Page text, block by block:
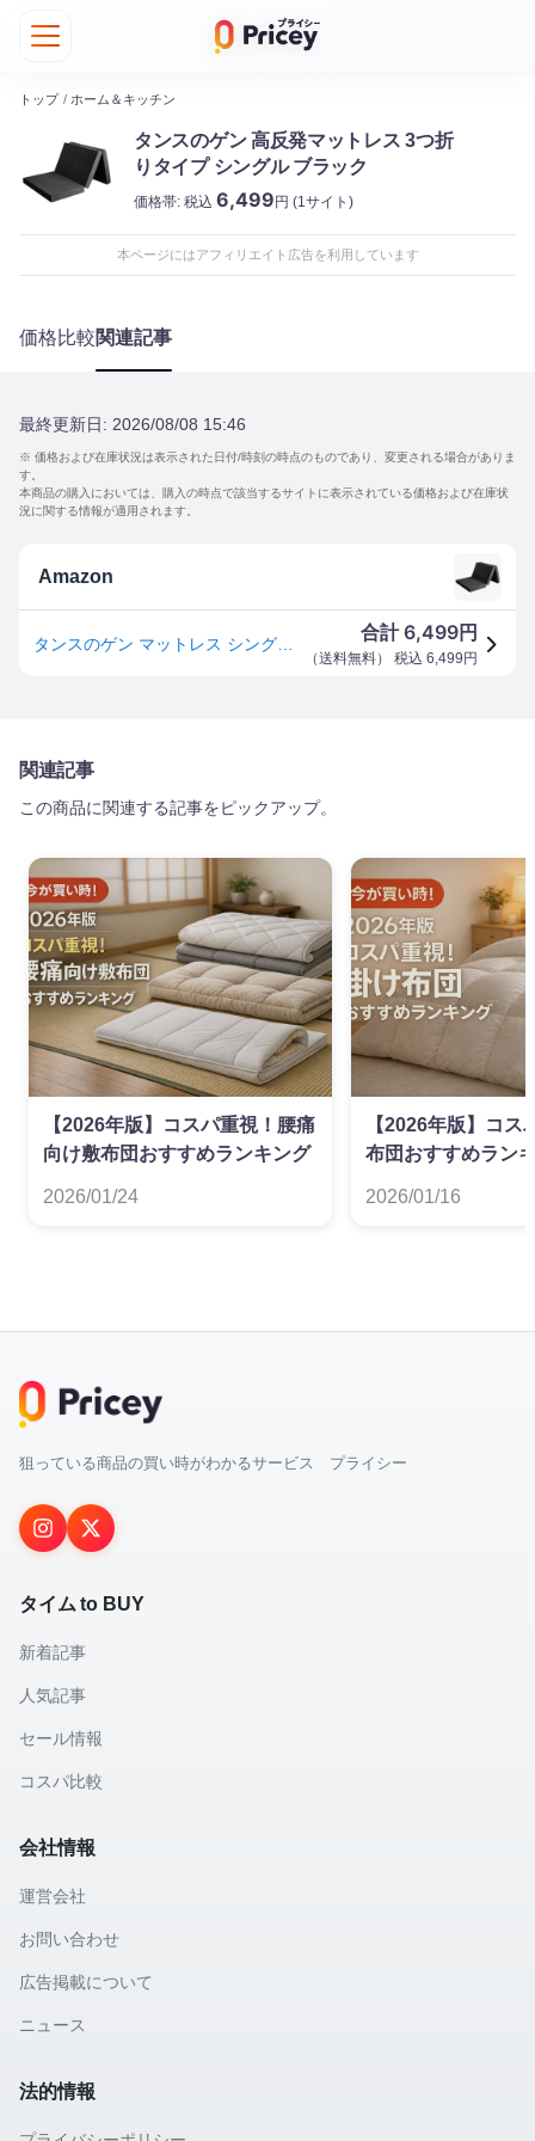
トップ / ホーム＆キッチン
タンスのゲン 高反発マットレス 3つ折
りタイプ シングル ブラック
価格帯: 税込 6,499円 (1サイト)
本ページにはアフィリエイト広告を利用しています
価格比較関連記事
最終更新日: 2026/08/08 15:46
※ 価格および在庫状況は表示された日付/時刻の時点のものであり、変更される場合がありま
す。
本商品の購入においては、購入の時点で該当するサイトに表示されている価格および在庫状
況に関する情報が適用されます。
Amazon
合計6,499円
（送料無料） 税込 6,499 円
関連記事
この商品に関連する記事をピックアップ。
【2026年版】コスパ重視！腰痛
向け敷布団おすすめランキング
2026/01/24
【2026年版】コス
布団おすすめラン
2026/01/16
狙っている商品の買い時がわかるサービス プライシー
タイム to BUY
新着記事
人気記事
セール情報
コスパ比較
会社情報
運営会社
お問い合わせ
広告掲載について
ニュース
法的情報